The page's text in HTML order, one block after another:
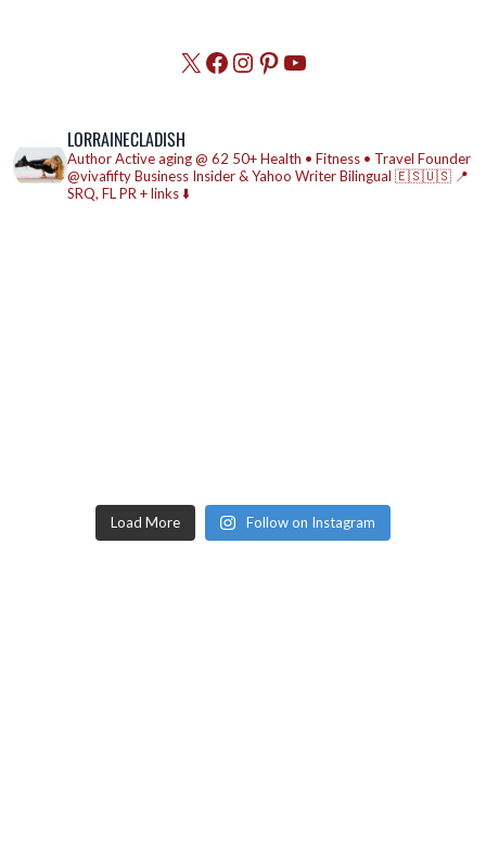
X Facebook
Instagram
Pinterest
YouTube
LORRAINECLADISH
AuthorActive aging @ 62 50+ Health • Fitness • Travel Founder
@vivafiftyBusiness Insider & Yahoo WriterBilingual 🇪🇸🇺🇸 📍
SRQ, FLPR + links ⬇️
Load More Follow on Instagram